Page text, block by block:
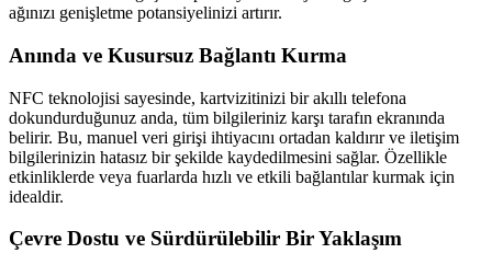
ağınızı genişletme potansiyelinizi artırır.
Anında ve Kusursuz Bağlantı Kurma
NFC teknolojisi sayesinde, kartvizitinizi bir akıllı telefona
dokundurduğunuz anda, tüm bilgileriniz karşı tarafın ekranında
belirir. Bu, manuel veri girişi ihtiyacını ortadan kaldırır ve iletişim
bilgilerinizin hatasız bir şekilde kaydedilmesini sağlar. Özellikle
etkinliklerde veya fuarlarda hızlı ve etkili bağlantılar kurmak için
idealdir.
Çevre Dostu ve Sürdürülebilir Bir Yaklaşım